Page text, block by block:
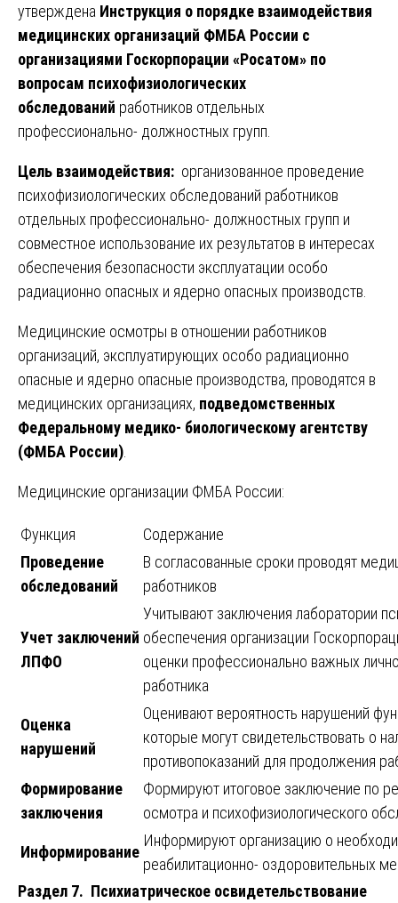
утверждена Инструкция о порядке взаимодействия
медицинских организаций ФМБА России с
организациями Госкорпорации «Росатом» по
вопросам психофизиологических
обследований работников отдельных
профессионально- должностных групп.
Цель взаимодействия: организованное проведение
психофизиологических обследований работников
отдельных профессионально- должностных групп и
совместное использование их результатов в интересах
обеспечения безопасности эксплуатации особо
радиационно опасных и ядерно опасных производств.
Медицинские осмотры в отношении работников
организаций, эксплуатирующих особо радиационно
опасные и ядерно опасные производства, проводятся в
медицинских организациях, подведомственных
Федеральному медико- биологическому агентству
(ФМБА России)
Медицинские организации ФМБА России:
Функция
Содержание
Проведение
обследований
В согласованные сроки проводят
работников
Учет заключений
ЛПФО
Учитывают заключения лаборатории
обеспечения организации
оценки профессионально важных
работника
Оценка
нарушений
Оценивают вероятность нарушений
которые могут свидетельствовать о
противопоказаний для продолжения
Формирование
заключения
Формируют итоговое заключение по
осмотра и психофизиологического
Информирование
Информируют организацию о
реабилитационно- оздоровительных
Раздел 7. Психиатрическое освидетельствование